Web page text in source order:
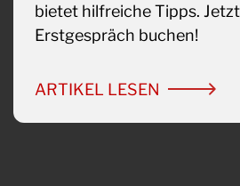
bietet hilfreiche Tipps.
Erstgespräch buchen!
ARTIKEL LESEN